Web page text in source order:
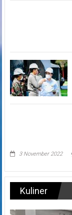
3 November 2022
Kuliner